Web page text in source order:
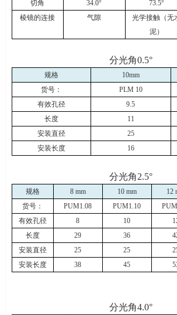
切角 34.0° 73.5°
棱镜的连接
气隙
光学接触（无
泥）
分光角0.5°
规格 10mm
货号：
PLM 10
有效孔径
9.5
长度
11
安装直径
25
安装长度
16
分光角2.5°
规格 8 mm 10 mm 12
货号：
PUM1.08 PUM1.10
有效孔径
8 10
长度
29 36
安装直径
25 25
安装长度
38 45
分光角4.0°